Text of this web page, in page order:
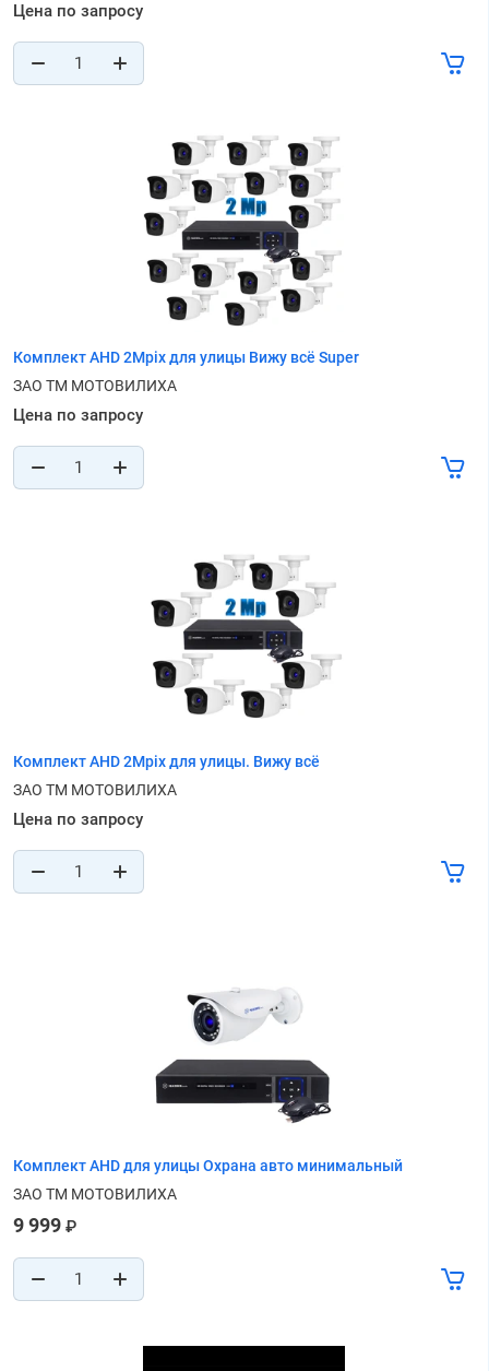
Цена по запросу
Комплект AHD 2Mpix для улицы Вижу всё Super
ЗАО ТМ МОТОВИЛИХА
Цена по запросу
Комплект AHD 2Mpix для улицы. Вижу всё
ЗАО ТМ МОТОВИЛИХА
Цена по запросу
Комплект AHD для улицы Охрана авто минимальный
ЗАО ТМ МОТОВИЛИХА
9 999 ₽